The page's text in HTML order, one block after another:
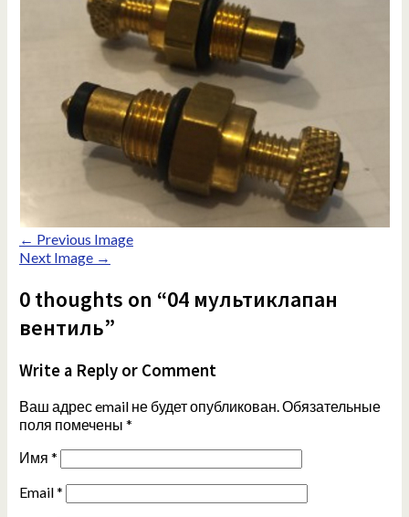
← Previous Image
Next Image →
0 thoughts on “04 мультиклапан
вентиль”
Write a Reply or Comment
Ваш адрес email не будет опубликован.Обязательные
поля помечены *
Имя *
Email*